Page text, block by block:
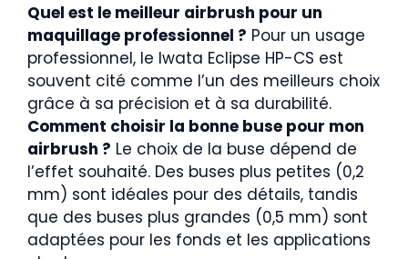
Quel est le meilleur airbrush pour un
maquillage professionnel ? Pour un usage
professionnel, le Iwata Eclipse HP-CS est
souvent cité comme l’un des meilleurs choix
grâce à sa précision et à sa durabilité.
Comment choisir la bonne buse pour mon
airbrush ? Le choix de la buse dépend de
l’effet souhaité. Des buses plus petites (0,2
mm) sont idéales pour des détails, tandis
que des buses plus grandes (0,5 mm) sont
adaptées pour les fonds et les applications